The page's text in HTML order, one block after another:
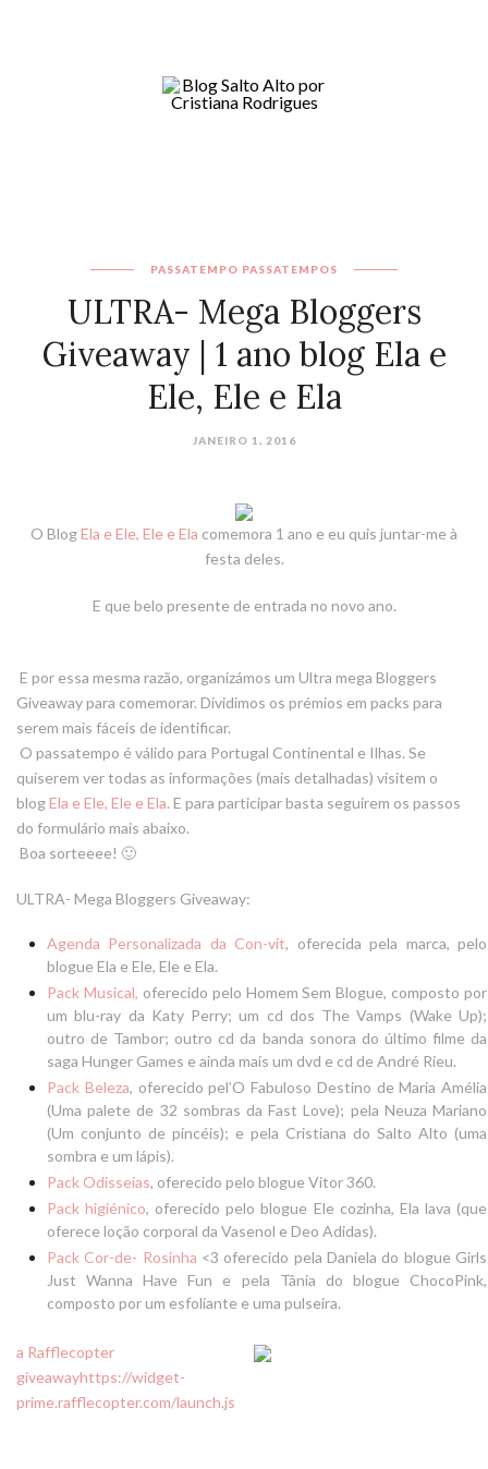
PASSATEMPO PASSATEMPOS
ULTRA- Mega Bloggers
Giveaway | 1 ano blog Ela e
Ele, Ele e Ela
JANEIRO 1, 2016
O BlogEla e Ele, Ele e Ela comemora 1 ano e eu quis juntar-me à
festa deles.
E que belo presente de entrada no novo ano.
E por essa mesma razão, organizámos um Ultra mega Bloggers
Giveawaypara comemorar. Dividimos os prémios em packs para
serem mais fáceis de identificar.
O passatempo é válido para Portugal Continental e Ilhas. Se
quiserem ver todas as informações (mais detalhadas) visitem o
blogEla e Ele, Ele e Ela. E para participar basta seguirem os passos
do formulário mais abaixo.
Boa sorteeee! 🙂
ULTRA- Mega Bloggers Giveaway:
Agenda Personalizada da Con-vit, oferecida pela marca, pelo
blogue Ela e Ele, Ele e Ela.
Pack Musical, oferecido pelo Homem Sem Blogue, composto por
um blu-ray da Katy Perry; um cd dos The Vamps (Wake Up);
outro de Tambor; outro cd da banda sonora do último filme da
saga Hunger Games e ainda mais um dvd e cd de André Rieu.
Pack Beleza, oferecido pel’O Fabuloso Destino de Maria Amélia
(Uma palete de 32 sombras da Fast Love); pela Neuza Mariano
(Um conjunto de pincéis); e pela Cristiana do Salto Alto (uma
sombra e um lápis).
Pack Odisseias, oferecido pelo blogue Vitor 360.
Pack higiénico, oferecido pelo blogue Ele cozinha, Ela lava (que
oferece loção corporal da Vasenol e Deo Adidas).
Pack Cor-de- Rosinha <3 oferecido pela Daniela do blogue Girls
Just Wanna Have Fun e pela Tânia do blogue ChocoPink,
composto por um esfoliante e uma pulseira.
a Rafflecopter
giveawayhttps://widget-
prime.rafflecopter.com/launch.js